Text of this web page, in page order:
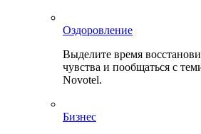
Оздоровление
Выделите время
чувства и пообщаться с
Novotel.
Бизнес